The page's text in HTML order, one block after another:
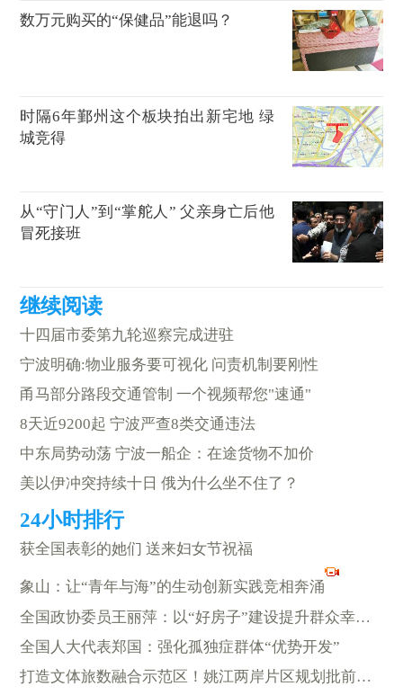
数万元购买的“保健品”能退吗？
时隔6年鄞州这个板块拍出新宅地 绿
城竞得
从“守门人”到“掌舵人” 父亲身亡后他
冒死接班
十四届市委第九轮巡察完成进驻
宁波明确:物业服务要可视化 问责机制要刚性
甬马部分路段交通管制 一个视频帮您"速通"
8天近9200起 宁波严查8类交通违法
中东局势动荡 宁波一船企：在途货物不加价
美以伊冲突持续十日 俄为什么坐不住了？
获全国表彰的她们 送来妇女节祝福
象山：让“青年与海”的生动创新实践竞相奔涌
全国政协委员王丽萍：以“好房子”建设提升群众幸福感
全国人大代表郑国：强化孤独症群体“优势开发”
打造文体旅数融合示范区！姚江两岸片区规划批前公示